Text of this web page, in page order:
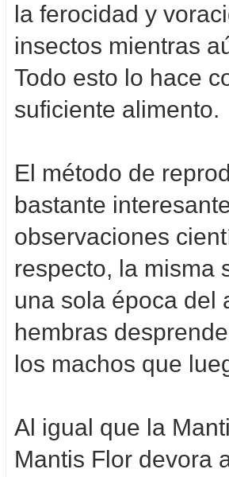
la ferocidad y
insectos mientras
Todo esto lo hace
suficiente alimento.
El método de
bastante
observaciones
respecto, la misma
una sola época del
hembras
los machos que
Al igual que la
Mantis Flor devora